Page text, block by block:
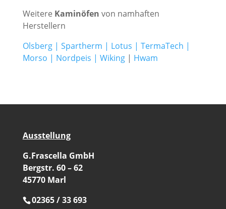
Weitere Kaminöfen von namhaften
Herstellern
Olsberg| Spartherm | Lotus | TermaTech |
Morso | Nordpeis | Wiking| Hwam
Ausstellung
G.Frascella GmbH
Bergstr. 60 – 62
45770 Marl
02365 / 33 693